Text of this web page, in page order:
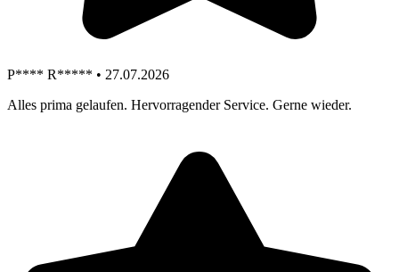
P**** R***** • 27.07.2026
Alles prima gelaufen. Hervorragender Service. Gerne wieder.